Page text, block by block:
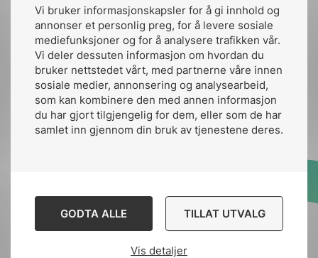
Vi bruker informasjonskapsler for å gi innhold og
annonser et personlig preg, for å levere sosiale
mediefunksjoner og for å analysere trafikken vår.
Vi deler dessuten informasjon om hvordan du
bruker nettstedet vårt, med partnerne våre innen
sosiale medier, annonsering og analysearbeid,
som kan kombinere den med annen informasjon
du har gjort tilgjengelig for dem, eller som de har
samlet inn gjennom din bruk av tjenestene deres.
GODTA ALLE TILLAT UTVALG
Vis detaljer
Kontakt oss
Ansatte
nek@nek.no
Kontakt
Bruk av Cookies
Designed and developed
Stem Agency
toppen